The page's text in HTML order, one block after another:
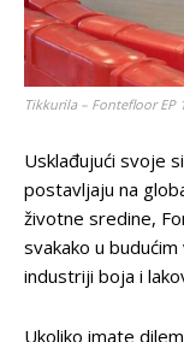
Tikkurila – Fontefloor EP
Usklađujući svoje
postavljaju na
životne sredine,
svakako u
industriji boja i
Ukoliko imate